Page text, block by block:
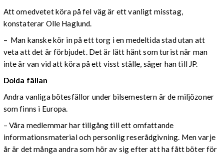
Att omedvetet köra på fel väg är ett vanligt misstag,
konstaterar Olle Haglund.
– Man kanske kör in på ett torg i en medeltida stad utan att
veta att det är förbjudet. Det är lätt hänt som turist när man
inte är van vid att köra på ett visst ställe, säger han till JP.
Dolda fällan
Andra vanliga bötesfällor under bilsemestern är de miljözoner
som finns i Europa.
– Våra medlemmar har tillgång till ett omfattande
informationsmaterial och personlig reserådgivning. Men varje
år är det många andra som hör av sig efter att ha fått böter för